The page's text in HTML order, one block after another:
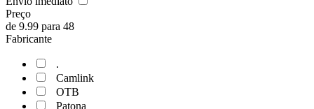
Preço
de 9.99 para 48
Fabricante
.
Camlink
OTB
Patona